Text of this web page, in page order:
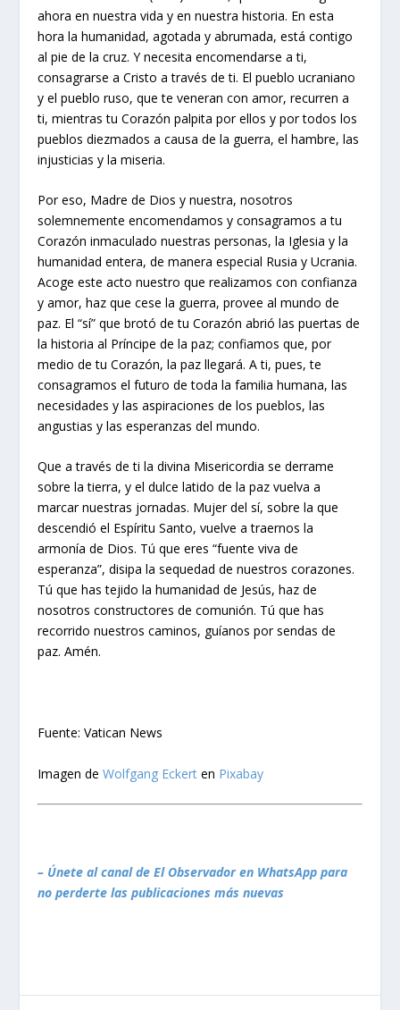
ahora en nuestra vida y en nuestra historia. En esta
hora la humanidad, agotada y abrumada, está contigo
al pie de la cruz. Y necesita encomendarse a ti,
consagrarse a Cristo a través de ti. El pueblo ucraniano
y el pueblo ruso, que te veneran con amor, recurren a
ti, mientras tu Corazón palpita por ellos y por todos los
pueblos diezmados a causa de la guerra, el hambre, las
injusticias y la miseria.
Por eso, Madre de Dios y nuestra, nosotros
solemnemente encomendamos y consagramos a tu
Corazón inmaculado nuestras personas, la Iglesia y la
humanidad entera, de manera especial Rusia y Ucrania.
Acoge este acto nuestro que realizamos con confianza
y amor, haz que cese la guerra, provee al mundo de
paz. El “sí” que brotó de tu Corazón abrió las puertas de
la historia al Príncipe de la paz; confiamos que, por
medio de tu Corazón, la paz llegará. A ti, pues, te
consagramos el futuro de toda la familia humana, las
necesidades y las aspiraciones de los pueblos, las
angustias y las esperanzas del mundo.
Que a través de ti la divina Misericordia se derrame
sobre la tierra, y el dulce latido de la paz vuelva a
marcar nuestras jornadas. Mujer del sí, sobre la que
descendió el Espíritu Santo, vuelve a traernos la
armonía de Dios. Tú que eres “fuente viva de
esperanza”, disipa la sequedad de nuestros corazones.
Tú que has tejido la humanidad de Jesús, haz de
nosotros constructores de comunión. Tú que has
recorrido nuestros caminos, guíanos por sendas de
paz. Amén.
Fuente: Vatican News
Imagen deWolfgang Eckert en Pixabay
– Únete al canal de El Observador en WhatsApp para
no perderte las publicaciones más nuevas